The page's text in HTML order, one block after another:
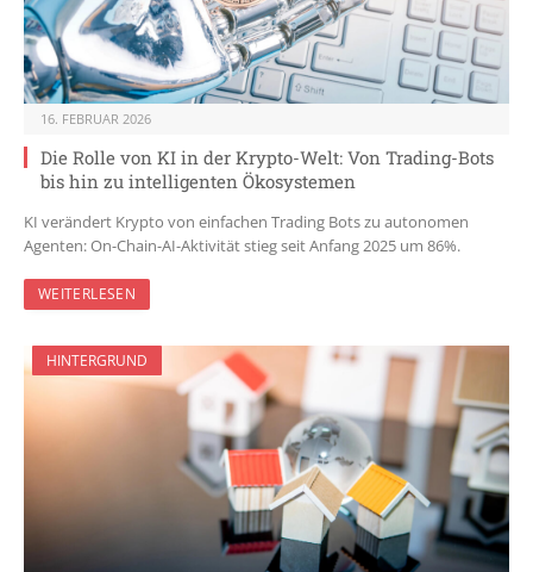
16. FEBRUAR 2026
Die Rolle von KI in der Krypto-Welt: Von Trading-Bots
bis hin zu intelligenten Ökosystemen
KI verändert Krypto von einfachen Trading Bots zu autonomen
Agenten: On-Chain-AI-Aktivität stieg seit Anfang 2025 um 86%.
WEITERLESEN
HINTERGRUND